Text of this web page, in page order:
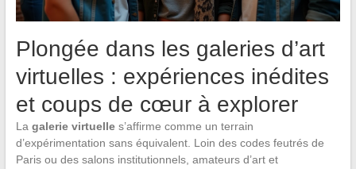
Plongée dans les galeries d’art
virtuelles : expériences inédites
et coups de cœur à explorer
La galerie virtuelles’affirme comme un terrain
d’expérimentation sans équivalent. Loin des codes feutrés de
Paris ou des salons institutionnels, amateurs d’art et